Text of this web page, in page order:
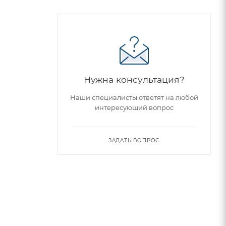
Нужна консультация?
Наши специалисты ответят на любой
интересующий вопрос
ЗАДАТЬ ВОПРОС